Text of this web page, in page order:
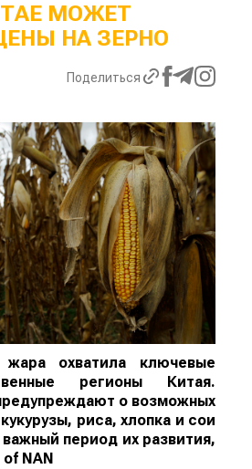
МОЖЕТ
НА ЗЕРНО
Поделиться
жара охватила ключевые
регионы Китая.
о возможных
риса, хлопка и сои
период их развития,
of NAN